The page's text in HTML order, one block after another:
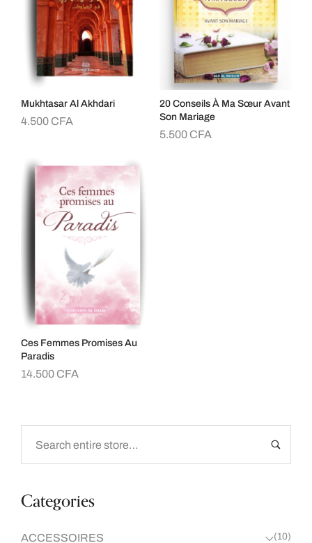
Categories
ACCESSOIRES (10)
Mukhtasar Al Akhdari
4.500 CFA
20 Conseils À Ma Sœur Avant
Son Mariage
5.500 CFA
Ces Femmes Promises Au
Paradis
14.500 CFA